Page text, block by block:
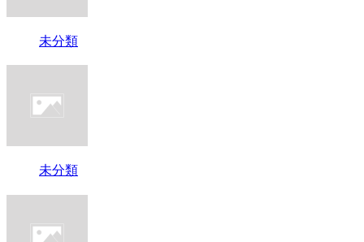
未分類
未分類